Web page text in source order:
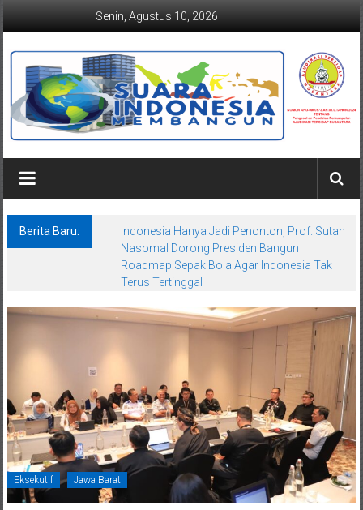
Senin, Agustus 10, 2026
Berita Baru:
Indonesia Hanya Jadi Penonton, Prof. Sutan
Nasomal Dorong Presiden Bangun
Roadmap Sepak Bola Agar Indonesia Tak
Terus Tertinggal
Eksekutif Jawa Barat